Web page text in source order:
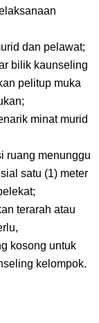
dan pelawat;
bilik kaunseling
pelitup muka
minat murid
ruang menunggu
satu (1) meter
terarah atau
kosong untuk
kelompok.